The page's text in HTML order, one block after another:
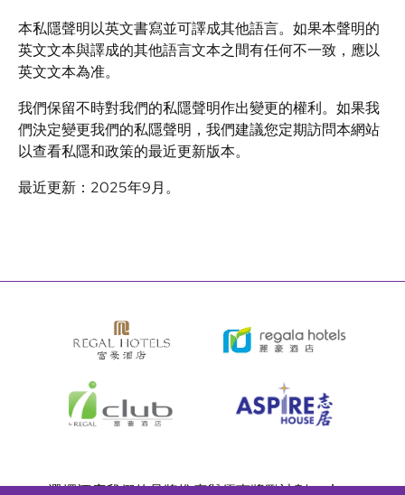
本私隱聲明以英文書寫並可譯成其他語言。如果本聲明的
英文文本與譯成的其他語言文本之間有任何不一致，應以
英文文本為准。
我們保留不時對我們的私隱聲明作出變更的權利。如果我
們決定變更我們的私隱聲明，我們建議您定期訪問本網站
以查看私隱和政策的最近更新版本。
最近更新：2025年9月。